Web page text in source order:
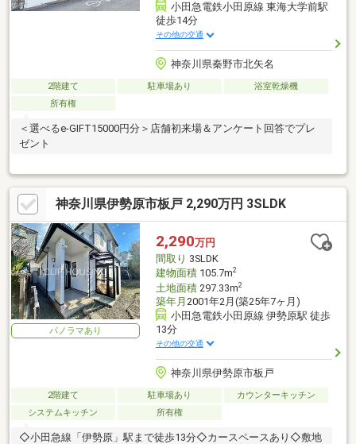
小田急電鉄小田原線 東海大学前駅
徒歩14分
その他の交通
神奈川県秦野市北矢名
2階建て 駐車場あり
浴室乾燥機
所有権
＜選べるe-GIFT15000円分＞店舗初来場＆アンケート回答でプレ
ゼント
神奈川県伊勢原市板戸 2,290万円 3SLDK
パノラマあり
2,290万円
間取り 3SLDK
建物面積105.7m2
土地面積297.33m2
築年月 2001年2月(築25年7ヶ月)
小田急電鉄小田原線 伊勢原駅 徒歩
13分
その他の交通
神奈川県伊勢原市板戸
2階建て 駐車場あり
カウンターキッチン
システムキッチン
所有権
◇小田急線「伊勢原」駅まで徒歩13分◇カースペースあり◇敷地